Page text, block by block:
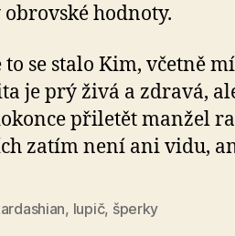
hodnoty.
to se stalo Kim, včetně
je prý živá a zdravá,
přiletět manžel
zatím není ani vidu,
, lupič, šperky